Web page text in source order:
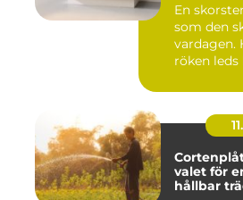
En
som den
vardagen.
röken leds
valet för
hållbar